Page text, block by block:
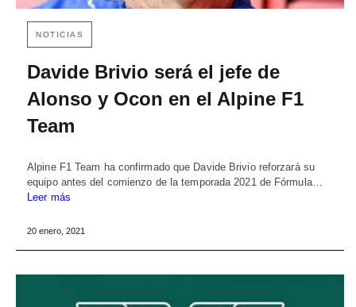
NOTICIAS
Davide Brivio será el jefe de
Alonso y Ocon en el Alpine F1
Team
Alpine F1 Team ha confirmado que Davide Brivio reforzará su
equipo antes del comienzo de la temporada 2021 de Fórmula…
Leer más
20 enero, 2021